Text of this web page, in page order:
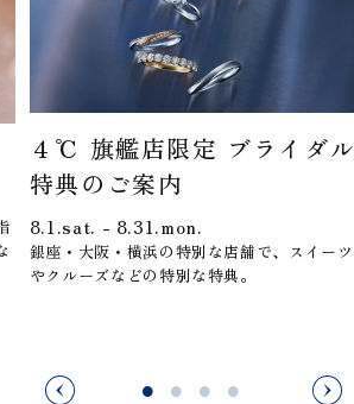
４℃ 旗艦店限定 ブライダル
特典のご案内
8.1.sat. - 8.31.mon.
銀座・大阪・横浜の特別な店舗で、スイーツ
やクルーズなどの特別な特典。